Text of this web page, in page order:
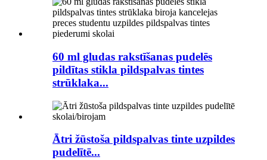
60 ml gludas rakstīšanas pudelēs
pildītas stikla pildspalvas tintes
strūklaka...
Ātri žūstoša pildspalvas tinte uzpildes
pudelītē...